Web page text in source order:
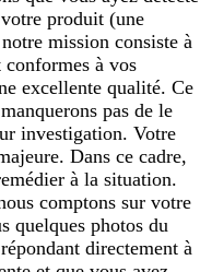
produit (une
mission consiste à
à vos
excellente qualité. Ce
pas de le
investigation. Votre
Dans ce cadre,
à la situation.
comptons sur votre
quelques photos du
directement à